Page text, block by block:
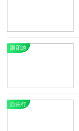
跟团游
自由行